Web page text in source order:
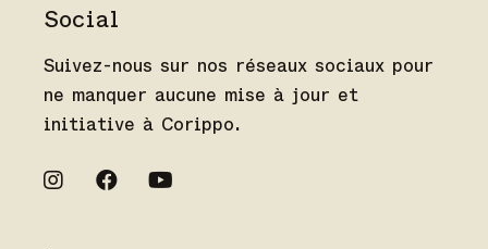
Social
Suivez-nous sur nos réseaux sociaux pour
ne manquer aucune mise à jour et
initiative à Corippo.